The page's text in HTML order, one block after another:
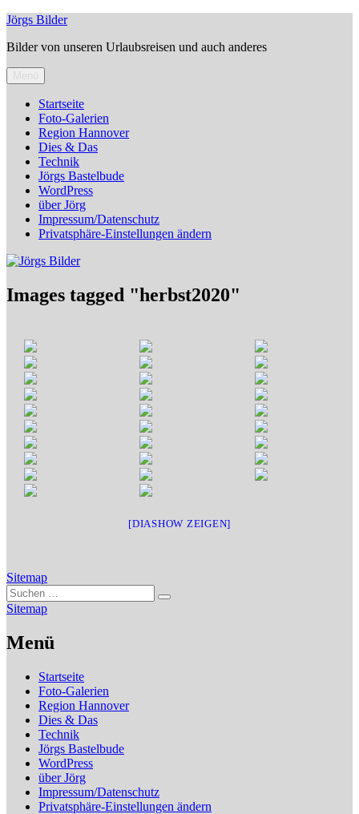
Zum
springen
Jörgs Bilder
Bilder von unseren Urlaubsreisen und auch anderes
Startseite
Foto-Galerien
Region Hannover
Dies & Das
Technik
Jörgs Bastelbude
WordPress
über Jörg
Impressum/Datenschutz
Privatsphäre-Einstellungen ändern
Images tagged "herbst2020"
[DIASHOW ZEIGEN]
Sitemap
Suchen
nach:
Suchen
Sitemap
Menü
Startseite
Foto-Galerien
Region Hannover
Dies & Das
Technik
Jörgs Bastelbude
WordPress
über Jörg
Impressum/Datenschutz
Privatsphäre-Einstellungen ändern